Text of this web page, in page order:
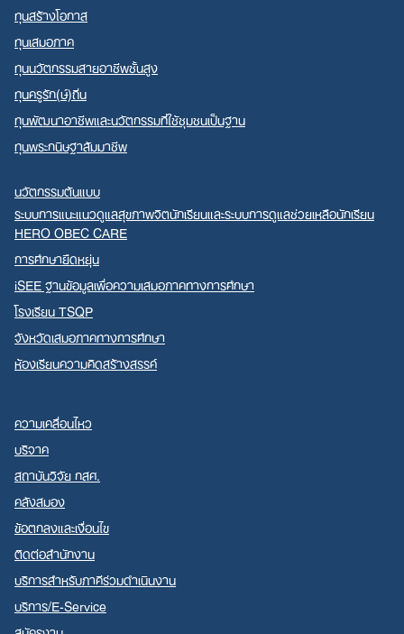
ทุนสร้างโอกาส
ทุนเสมอภาค
ทุนนวัตกรรมสายอาชีพชั้นสูง
ทุนครูรัก(ษ์)ถิ่น
ทุนพัฒนาอาชีพและนวัตกรรมที่ใช้ชุมชนเป็นฐาน
ทุนพระกนิษฐาสัมมาชีพ
นวัตกรรมต้นแบบ
ระบบการแนะแนวดูแลสุขภาพจิตนักเรียนและระบบการดูแลช่วยเหลือนักเรียน
HERO OBEC CARE
การศึกษายืดหยุ่น
iSEE ฐานข้อมูลเพื่อความเสมอภาคทางการศึกษา
โรงเรียน TSQP
จังหวัดเสมอภาคทางการศึกษา
ห้องเรียนความคิดสร้างสรรค์
ความเคลื่อนไหว
บริจาค
สถาบันวิจัย กสศ.
คลังสมอง
ข้อตกลงและเงื่อนไข
ติดต่อสำนักงาน
บริการสำหรับภาคีร่วมดำเนินงาน
บริการ/E-Service